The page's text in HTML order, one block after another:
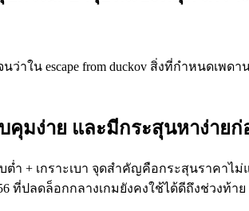
ว่าใน escape from duckov สิ่งที่กำหนด
คุมง่าย และมีกระสุนหาง่ายก่
ต่ำ + เกราะเบา จุดสำคัญคือกระสุนราคา
ที่ปลดล็อกกลางเกมยังคงใช้ได้ดีถึงช่วงท้าย